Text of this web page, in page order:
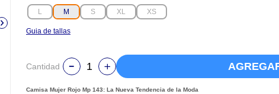
L M S XL XS
Guia de tallas
Cantidad
Camisa Mujer Rojo Mp 143: La Nueva Tendencia de la Moda